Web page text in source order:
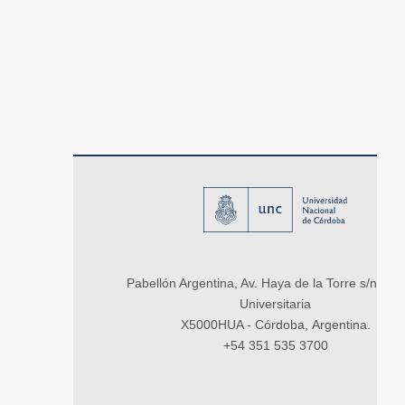
Pabellón Argentina, Av. Haya de la Torre s/n,
Universitaria
X5000HUA - Córdoba, Argentina.
+54 351 535 3700